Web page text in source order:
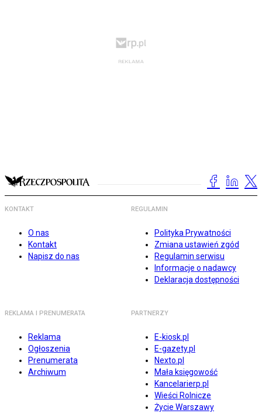
KONTAKT
O nas
Kontakt
Napisz do nas
REGULAMIN
Polityka Prywatności
Zmiana ustawień zgód
Regulamin serwisu
Informacje o nadawcy
Deklaracja dostępności
REKLAMA I PRENUMERATA
Reklama
Ogłoszenia
Prenumerata
Archiwum
PARTNERZY
E-kiosk.pl
E-gazety.pl
Nexto.pl
Mała księgowość
Kancelarierp.pl
Wieści Rolnicze
Życie Warszawy